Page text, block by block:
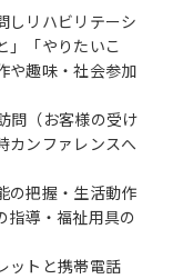
しリハビリテーシ
」「やりたいこ
や趣味・社会参加
問（お客様の受け
カンファレンスへ
の把握・生活動作
指導・福祉用具の
ットと携帯電話